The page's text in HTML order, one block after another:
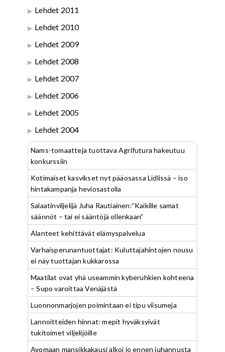
Lehdet 2011
Lehdet 2010
Lehdet 2009
Lehdet 2008
Lehdet 2007
Lehdet 2006
Lehdet 2005
Lehdet 2004
Nams-tomaatteja tuottava Agrifutura hakeutuu
konkurssiin
Kotimaiset kasvikset nyt pääosassa Lidlissä – iso
hintakampanja heviosastolla
Salaatinviljelijä Juha Rautiainen:”Kaikille samat
säännöt – tai ei sääntöjä ollenkaan”
Alanteet kehittävät elämyspalvelua
Varhaisperunantuottajat: Kuluttajahintojen nousu
ei näy tuottajan kukkarossa
Maatilat ovat yhä useammin kyberuhkien kohteena
– Supo varoittaa Venäjästä
Luonnonmarjojen poimintaan ei tipu viisumeja
Lannoitteiden hinnat: mepit hyväksyivät
tukitoimet viljelijöille
Avomaan mansikkakausi alkoi jo ennen juhannusta